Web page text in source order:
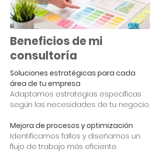
Beneficios de mi
consultoría
Soluciones estratégicas para cada
área de tu empresa
Adaptamos estrategias específicas
según las necesidades de tu negocio.
Mejora de procesos y optimización
Identificamos fallos y diseñamos un
flujo de trabajo más eficiente.